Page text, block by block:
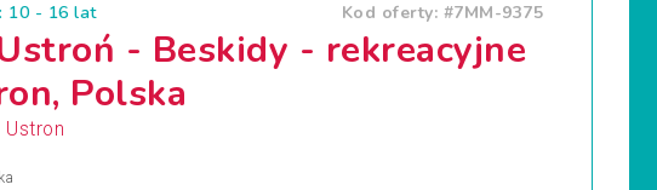
10 - 16 lat Kod oferty: #7MM-9375
- Beskidy - rekreacyjne
Polska
Ustron